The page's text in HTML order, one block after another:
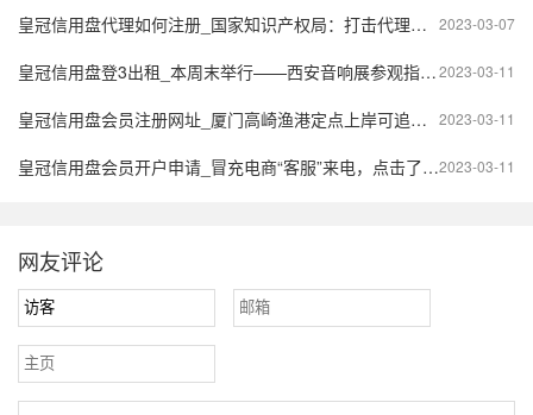
2023-03-07
皇冠信用盘代理如何注册_国家知识产权局：打击代理恶意商标申请等违法违规代理行为，去年各地行政处罚近200起
2023-03-11
皇冠信用盘登3出租_本周末举行——西安音响展参观指南来啦！
2023-03-11
皇冠信用盘会员注册网址_厦门高崎渔港定点上岸可追溯捕捞渔获补助申报指南！进行中，来围观
2023-03-11
皇冠信用盘会员开户申请_冒充电商“客服”来电，点击了解如何识别防骗？
网友评论